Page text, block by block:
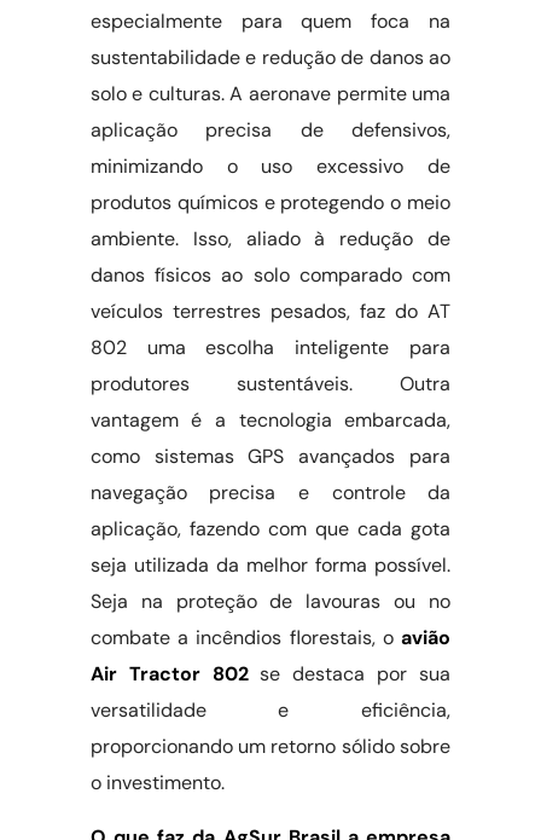
especialmente para quem foca na
sustentabilidade e redução de danos ao
solo e culturas. A aeronave permite uma
aplicação precisa de defensivos,
minimizando o uso excessivo de
produtos químicos e protegendo o meio
ambiente. Isso, aliado à redução de
danos físicos ao solo comparado com
veículos terrestres pesados, faz do AT
802 uma escolha inteligente para
produtores sustentáveis. Outra
vantagem é a tecnologia embarcada,
como sistemas GPS avançados para
navegação precisa e controle da
aplicação, fazendo com que cada gota
seja utilizada da melhor forma possível.
Seja na proteção de lavouras ou no
combate a incêndios florestais, oavião
Air Tractor 802se destaca por sua
versatilidade e eficiência,
proporcionando um retorno sólido sobre
o investimento.